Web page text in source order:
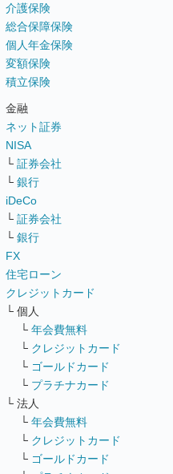
介護保険
総合保障保険
個人年金保険
変額保険
積立保険
金融
ネット証券
NISA
└ 証券会社
└ 銀行
iDeCo
└ 証券会社
└ 銀行
FX
住宅ローン
クレジットカード
└ 個人
└ 年会費無料
└ クレジットカード
└ ゴールドカード
└ プラチナカード
└ 法人
└ 年会費無料
└ クレジットカード
└ ゴールドカード